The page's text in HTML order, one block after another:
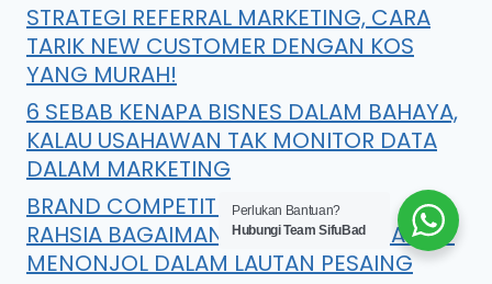
STRATEGI REFERRAL MARKETING, CARA
TARIK NEW CUSTOMER DENGAN KOS
YANG MURAH!
6 SEBAB KENAPA BISNES DALAM BAHAYA,
KALAU USAHAWAN TAK MONITOR DATA
DALAM MARKETING
BRAND COMPETITION TECHNIQUE:
RAHSIA BAGAIMANA JADI BRAND PALING
MENONJOL DALAM LAUTAN PESAING
Perlukan Bantuan?
Hubungi Team SifuBad